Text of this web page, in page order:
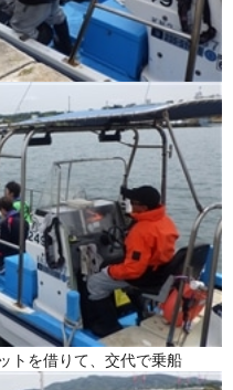
トを借りて、交代で乗船